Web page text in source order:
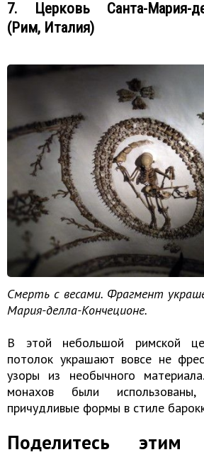
7. Церковь Санта-Мария-
(Рим, Италия)
Смерть с весами. Фрагмент
Мария-делла-Кончеционе.
В этой небольшой римской
потолок украшают вовсе не
узоры из необычного
монахов были
причудливые формы в стиле
Поделитесь